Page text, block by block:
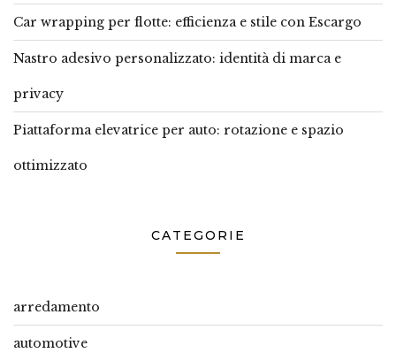
Car wrapping per flotte: efficienza e stile con Escargo
Nastro adesivo personalizzato: identità di marca e
privacy
Piattaforma elevatrice per auto: rotazione e spazio
ottimizzato
CATEGORIE
arredamento
automotive